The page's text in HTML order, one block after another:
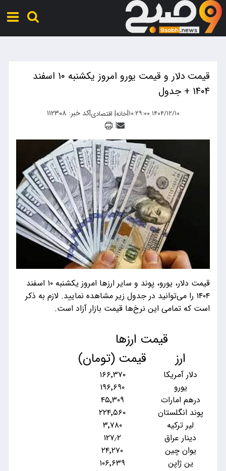
قیمت دلار و قیمت یورو امروز یکشنبه ۱۰ اسفند
۱۴۰۴ + جدول
۱۴۰۴/۱۲/۱۰ ۱۰:۲۹:۰۰ |خانه| اقتصادی|کد خبر: ۱۱۲۳۰۸
|
قیمت دلار، یورو، پوند و سایر ارز‌ها امروز یکشنبه ۱۰ اسفند
۱۴۰۴ را می‌توانید در جدول زیر مشاهده نمایید. لازم به ذکر
است که تمامی این نرخ‌ها قیمت بازار آزاد است.
قیمت ارزها
ارز
قیمت (تومان)
دلار آمریکا
۱۶۶٬۳۷۰
یورو
۱۹۶٬۶۹۰
درهم امارات
۴۵٬۳۰۹
پوند انگلستان
۲۲۴٬۵۶۰
لیر ترکیه
۳٬۷۸۰
دینار عراق
۱۲۷٫۲
یوان چین
۲۴٬۲۷۰
ین ژاپن
۱۰۶٬۶۳۹